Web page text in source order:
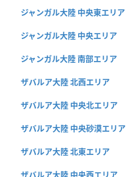
ジャンガル大陸 中央東エリア
ジャンガル大陸 中央エリア
ジャンガル大陸 南部エリア
ザバルア大陸 北西エリア
ザバルア大陸 中央北エリア
ザバルア大陸 中央砂漠エリア
ザバルア大陸 北東エリア
ザバルア大陸 中央西エリア